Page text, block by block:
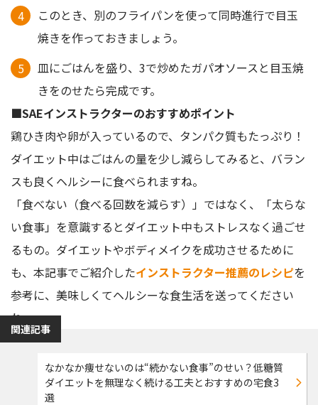
このとき、別のフライパンを使って同時進行で目玉
焼きを作っておきましょう。
皿にごはんを盛り、3で炒めたガパオソースと目玉焼
きをのせたら完成です。
■SAEインストラクターのおすすめポイント
鶏ひき肉や卵が入っているので、タンパク質もたっぷり！
ダイエット中はごはんの量を少し減らしてみると、バラン
スも良くヘルシーに食べられますね。
「食べない（食べる回数を減らす）」ではなく、「太らな
い食事」を意識するとダイエット中もストレスなく過ごせ
るもの。ダイエットやボディメイクを成功させるために
も、本記事でご紹介したインストラクター推薦のレシピを
参考に、美味しくてヘルシーな食生活を送ってください
ね。
関連記事
なかなか痩せないのは“続かない食事”のせい？低糖質
ダイエットを無理なく続ける工夫とおすすめの宅食3
選